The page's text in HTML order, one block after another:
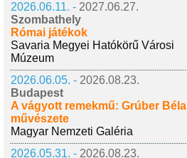
2026.06.11. - 2027.06.27.
Szombathely
Római játékok
Savaria Megyei Hatókörű Városi
Múzeum
2026.06.05. - 2026.08.23.
Budapest
A vágyott remekmű: Grúber Béla
művészete
Magyar Nemzeti Galéria
2026.05.31. - 2026.08.23.